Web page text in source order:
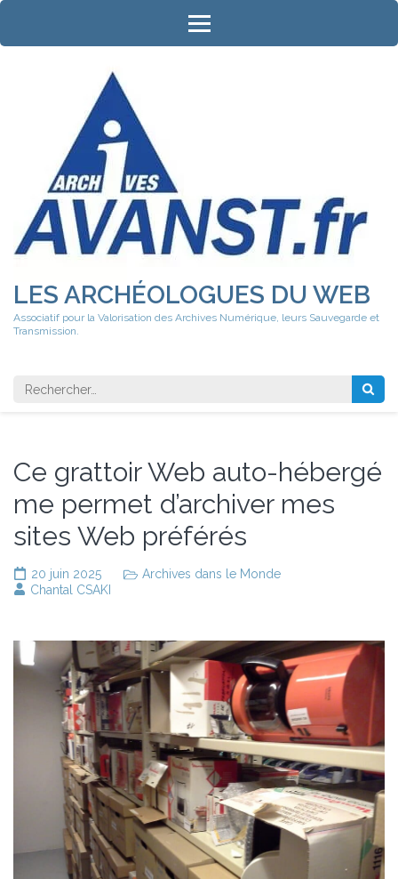
Aller
contenu
LES ARCHÉOLOGUES DU WEB
Associatif pour la Valorisation des Archives Numérique, leurs Sauvegarde et
Transmission.
Rechercher
Ce grattoir Web auto-hébergé
me permet d’archiver mes
sites Web préférés
20 juin 2025
Archives dans le Monde
Chantal CSAKI